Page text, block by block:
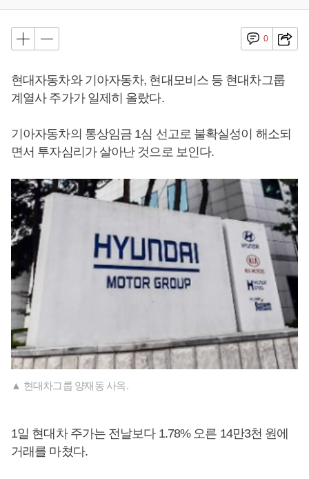
0
현대자동차와 기아자동차, 현대모비스 등 현대차그룹
계열사 주가가 일제히 올랐다.
기아자동차의 통상임금 1심 선고로 불확실성이 해소되
면서 투자심리가 살아난 것으로 보인다.
▲ 현대차그룹 양재동 사옥.
1일 현대차 주가는 전날보다 1.78% 오른 14만3천 원에
거래를 마쳤다.